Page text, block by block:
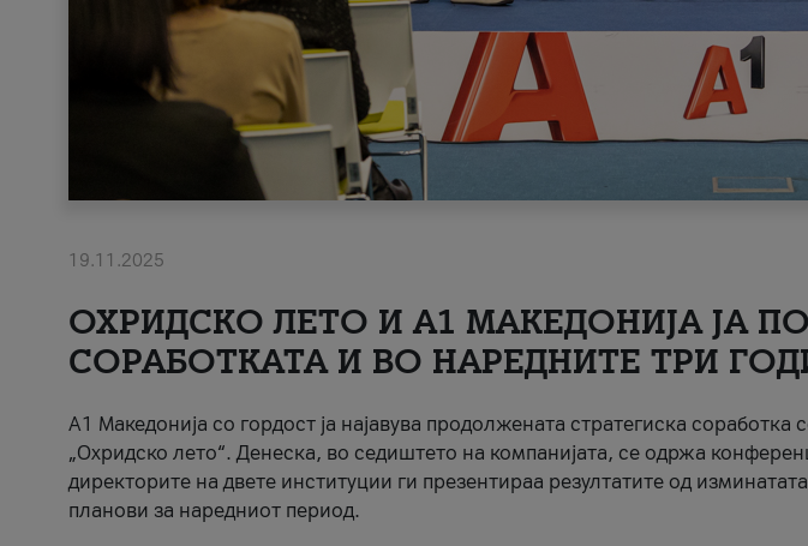
19.11.2025
ОХРИДСКО ЛЕТО И A1 МАКЕДОНИЈА ЈА
СОРАБОТКАТА И ВО НАРЕДНИТЕ ТРИ
A1 Македонија со гордост ја најавува продолжената стратегиска
„Охридско лето“. Денеска, во седиштето на компанијата, се одржа
директорите на двете институции ги презентираа резултатите од
планови за наредниот период.